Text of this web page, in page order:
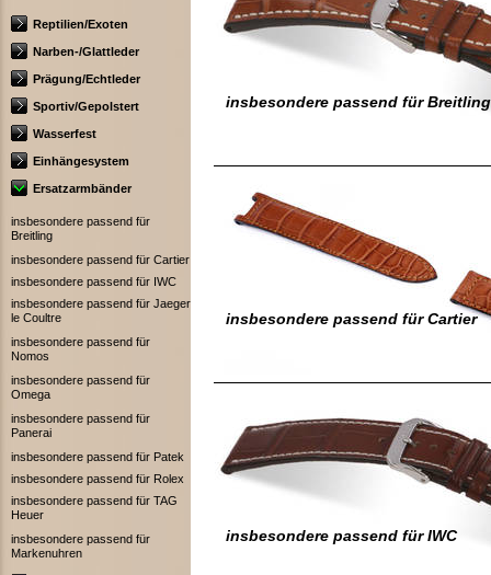
Reptilien/Exoten
Narben-/Glattleder
Prägung/Echtleder
Sportiv/Gepolstert
Wasserfest
Einhängesystem
Ersatzarmbänder
insbesondere passend für
Breitling
insbesondere passend für Cartier
insbesondere passend für IWC
insbesondere passend für Jaeger
le Coultre
insbesondere passend für
Nomos
insbesondere passend für
Omega
insbesondere passend für
Panerai
insbesondere passend für Patek
insbesondere passend für Rolex
insbesondere passend für TAG
Heuer
insbesondere passend für
Markenuhren
insbesondere passend für Breitling
insbesondere passend für Cartier
insbesondere passend für IWC